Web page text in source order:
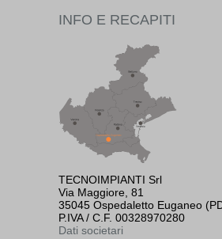
INFO E RECAPITI
TECNOIMPIANTI Srl
Via Maggiore, 81
35045 Ospedaletto Euganeo
P.IVA / C.F. 00328970280
Dati societari